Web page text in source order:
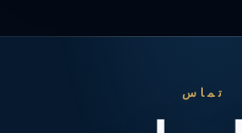
تماس